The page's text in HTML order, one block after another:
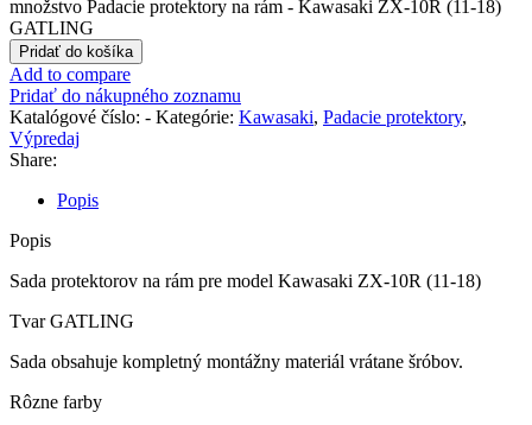
množstvo Padacie protektory na rám - Kawasaki ZX-10R (11-18)
GATLING
Pridať do košíka
Add to compare
Pridať do nákupného zoznamu
Katalógové číslo: - Kategórie: Kawasaki, Padacie protektory,
Výpredaj
Share:
Popis
Popis
Sada protektorov na rám pre model Kawasaki ZX-10R (11-18)
Tvar GATLING
Sada obsahuje kompletný montážny materiál vrátane šróbov.
Rôzne farby